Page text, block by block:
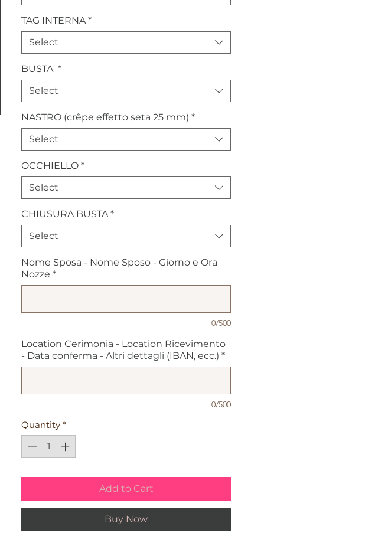
TAG INTERNA *
Select
BUSTA *
Select
NASTRO (crêpe effetto seta 25 mm) *
Select
OCCHIELLO *
Select
CHIUSURA BUSTA *
Select
Nome Sposa - Nome Sposo - Giorno e Ora
Nozze *
0/500
Location Cerimonia - Location Ricevimento
- Data conferma - Altri dettagli (IBAN, ecc.) *
0/500
Quantity *
Add to Cart
Buy Now